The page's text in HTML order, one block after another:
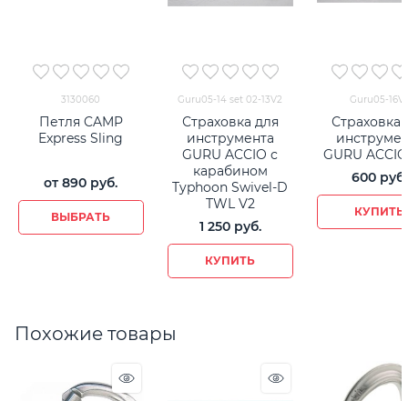
3130060
Петля CAMP
Express Sling
от890 руб.
ВЫБРАТЬ
Guru05-14 set 02-13V2
Страховка для
инструмента
GURU ACCIO с
карабином
Typhoon Swivel-D
TWL V2
1 250 руб.
КУПИТЬ
Guru05-
Страховка
GURU
600 руб.
КУПИТЬ
Похожие товары